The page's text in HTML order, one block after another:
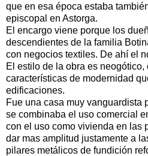
que en esa época estaba
episcopal en Astorga.
El encargo viene porque los
descendientes de la familia
con negocios textiles. De ahí el
El estilo de la obra es
características de modernidad
edificaciones.
Fue una casa muy vanguardista
se combinaba el uso comercial
con el uso como vivienda en las
dar mas amplitud justamente a
pilares metálicos de fundición